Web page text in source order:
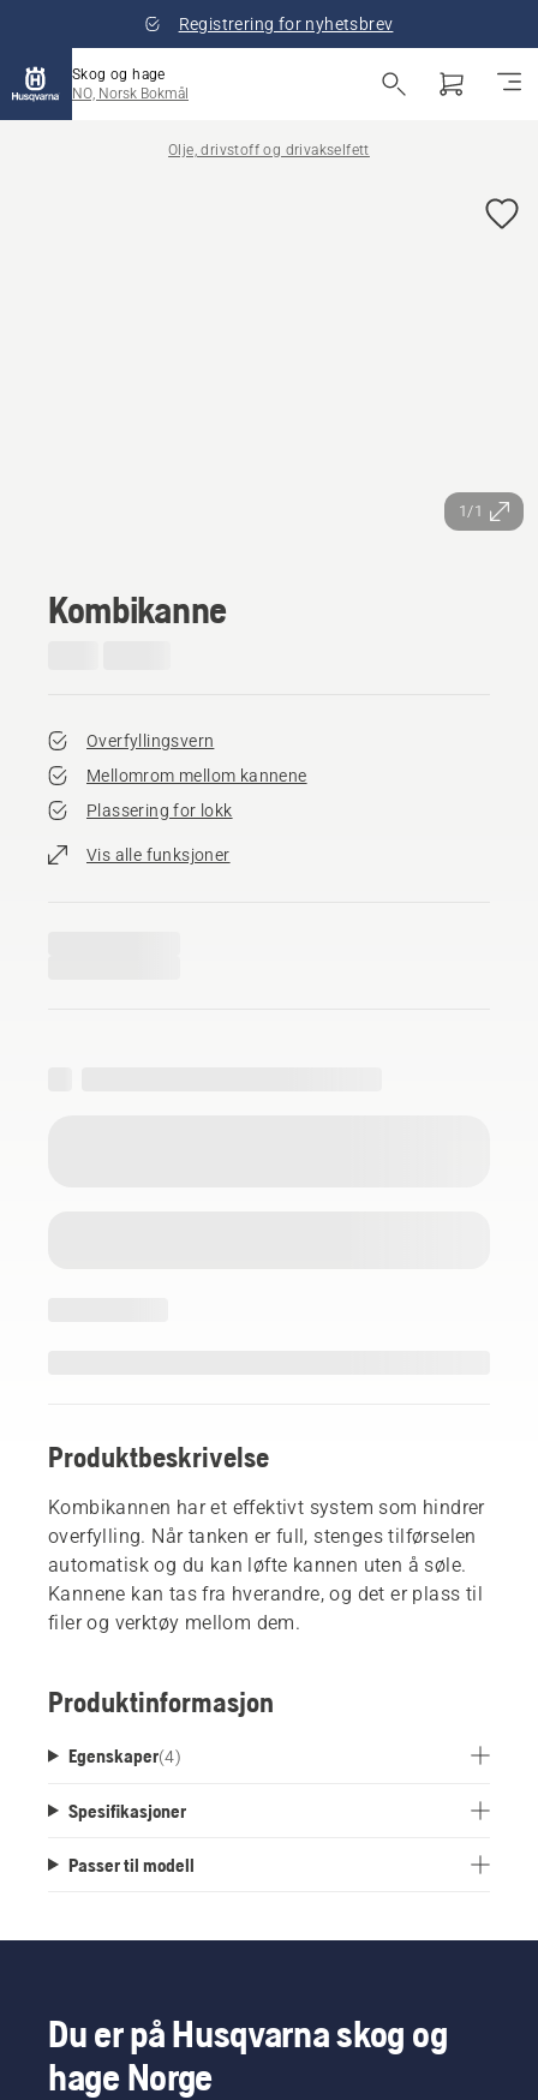
Registrering for nyhetsbrev
Skog og hage
NO, Norsk Bokmål
Olje, drivstoff og drivakselfett
1/1
Kombikanne
Overfyllingsvern
Mellomrom mellom kannene
Plassering for lokk
Vis alle funksjoner
Produktbeskrivelse
Kombikannen har et effektivt system som hindrer
overfylling. Når tanken er full, stenges tilførselen
automatisk og du kan løfte kannen uten å søle.
Kannene kan tas fra hverandre, og det er plass til
filer og verktøy mellom dem.
Produktinformasjon
Egenskaper(4)
Spesifikasjoner
Passer til modell
Du er på Husqvarna skog og
hage Norge